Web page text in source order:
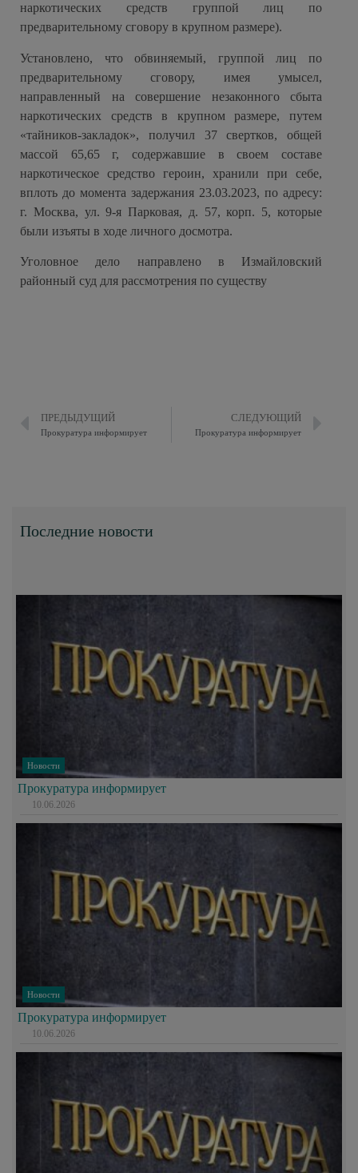
наркотических средств группой лиц по
предварительному сговору в крупном размере).
Установлено, что обвиняемый, группой лиц по
предварительному сговору, имея умысел,
направленный на совершение незаконного сбыта
наркотических средств в крупном размере, путем
«тайников-закладок», получил 37 свертков, общей
массой 65,65 г, содержавшие в своем составе
наркотическое средство героин, хранили при себе,
вплоть до момента задержания 23.03.2023, по адресу:
г. Москва, ул. 9-я Парковая, д. 57, корп. 5, которые
были изъяты в ходе личного досмотра.
Уголовное дело направлено в Измайловский
районный суд для рассмотрения по существу
ПРЕДЫДУЩИЙ
Прокуратура информирует
СЛЕДУЮЩИЙ
Прокуратура информирует
Последние новости
Новости
Прокуратура информирует
10.06.2026
Новости
Прокуратура информирует
10.06.2026